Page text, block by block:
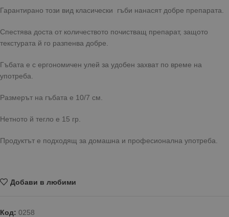
Гарантирано този вид класически гъби нанасят добре препарата.
Спестява доста от количеството почистващ препарат, защото
текстурата й го разпенва добре.
Гъбата е с ергономичен улей за удобен захват по време на
употреба.
Размерът на гъбата е 10/7 см.
Нетното й тегло е 15 гр.
Продуктът е подходящ за домашна и професионална употреба.
Добави в любими
Код: 0258